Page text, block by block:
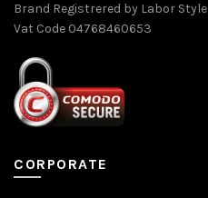
Brand Registrered by Labor Style
Vat Code 04768460653
CORPORATE